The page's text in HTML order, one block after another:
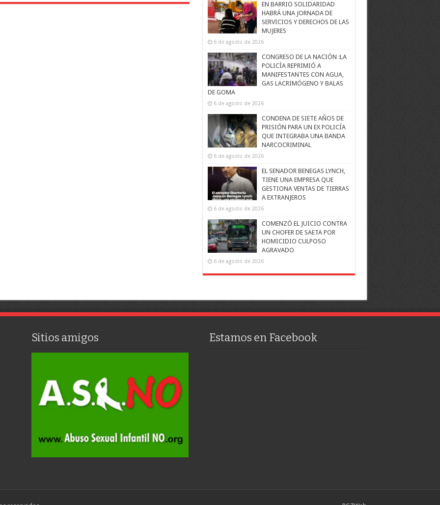
EN BARRIO SOLIDARIDAD
HABRÁ UNA JORNADA DE
SERVICIOS Y DERECHOS DE LAS
MUJERES
6 de agosto de 2026
CONGRESO DE LA NACIÓN :LA
POLICÍA REPRIMIÓ A
MANIFESTANTES CON AGUA,
GAS LACRIMÓGENO Y BALAS
DE GOMA
6 de agosto de 2026
CONDENA DE SIETE AÑOS DE
PRISIÓN PARA UN EX POLICÍA
QUE INTEGRABA UNA BANDA
NARCOCRIMINAL
6 de agosto de 2026
EL SENADOR BENEGAS LYNCH,
TIENE UNA EMPRESA QUE
GESTIONA VENTAS DE TIERRAS
A EXTRANJEROS
6 de agosto de 2026
COMENZÓ EL JUICIO CONTRA
UN CHOFER DE SAETA POR
HOMICIDIO CULPOSO
AGRAVADO
6 de agosto de 2026
Sitios amigos Estamos en Facebook